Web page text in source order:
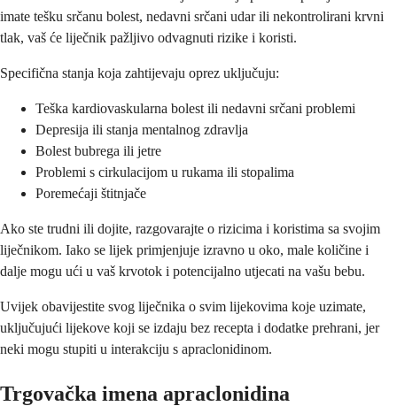
imate tešku srčanu bolest, nedavni srčani udar ili nekontrolirani krvni
tlak, vaš će liječnik pažljivo odvagnuti rizike i koristi.
Specifična stanja koja zahtijevaju oprez uključuju:
Teška kardiovaskularna bolest ili nedavni srčani problemi
Depresija ili stanja mentalnog zdravlja
Bolest bubrega ili jetre
Problemi s cirkulacijom u rukama ili stopalima
Poremećaji štitnjače
Ako ste trudni ili dojite, razgovarajte o rizicima i koristima sa svojim
liječnikom. Iako se lijek primjenjuje izravno u oko, male količine i
dalje mogu ući u vaš krvotok i potencijalno utjecati na vašu bebu.
Uvijek obavijestite svog liječnika o svim lijekovima koje uzimate,
uključujući lijekove koji se izdaju bez recepta i dodatke prehrani, jer
neki mogu stupiti u interakciju s apraclonidinom.
Trgovačka imena apraclonidina